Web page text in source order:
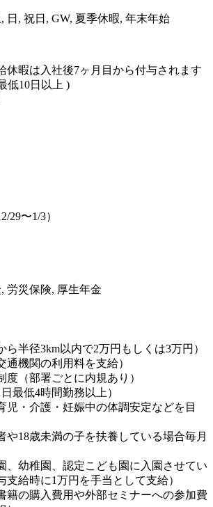
日, 祝日, GW, 夏季休暇, 年末年始
休暇は入社後7ヶ月目から付与されます
低10日以上 )
29〜1/3）
労災保険, 厚生年金
ら半径3km以内で2万円もしくは3万円）
通機関の利用料を支給）
度（部署ごとに内規あり）
最低4時間勤務以上）
児・介護・妊娠中の体調安定などを目
や18歳未満の子を扶養している場合毎月
、幼稚園、認定こども園に入園させてい
支給時に1万円を手当として支給）
籍の購入費用や外部セミナーへの参加費